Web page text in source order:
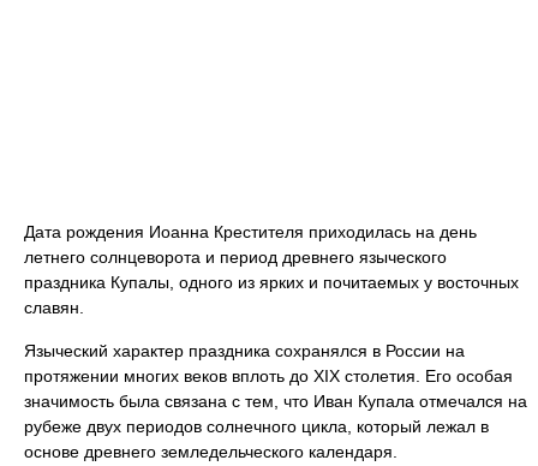
Дата рождения Иоанна Крестителя приходилась на день
летнего солнцеворота и период древнего языческого
праздника Купалы, одного из ярких и почитаемых у восточных
славян.
Языческий характер праздника сохранялся в России на
протяжении многих веков вплоть до XIX столетия. Его особая
значимость была связана с тем, что Иван Купала отмечался на
рубеже двух периодов солнечного цикла, который лежал в
основе древнего земледельческого календаря.